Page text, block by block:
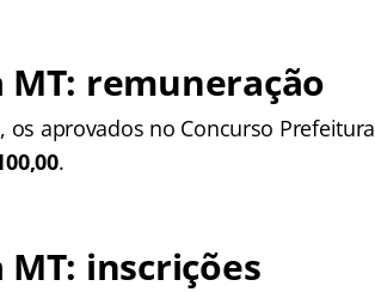
remuneração
aprovados no Concurso Prefeitura
.
inscrições